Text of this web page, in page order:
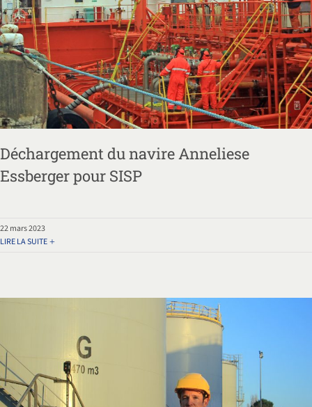
Déchargement du navire Anneliese
Essberger pour SISP
22 mars 2023
LIRE LA SUITE